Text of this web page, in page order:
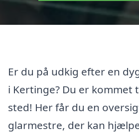
Er du på udkig efter en
i Kertinge? Du er kommet
sted! Her får du en
glarmestre, der kan